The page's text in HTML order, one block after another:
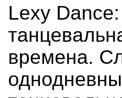
Lexy
времена.